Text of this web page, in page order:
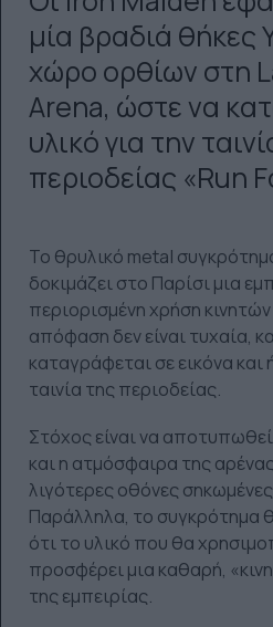
μία βραδιά θήκες
χώρο ορθίων στη
Arena, ώστε να
υλικό για την
περιοδείας «Run
Το θρυλικό metal
δοκιμάζει στο Παρίσι μια
περιορισμένη χρήση
απόφαση δεν είναι τυχαία,
καταγράφεται σε εικόνα και
ταινία της περιοδείας.
Στόχος είναι να αποτυπωθεί
και η ατμόσφαιρα της
λιγότερες οθόνες
Παράλληλα, το συγκρότημα
ότι το υλικό που θα
προσφέρει μια καθαρή,
της εμπειρίας.